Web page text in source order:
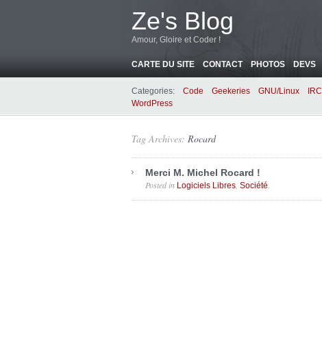
Ze's Blog
Amour, Gloire et Coder !
CARTE DU SITE CONTACT PHOTOS DEVS
Categories: Code Geekeries GNU/Linux IRC
WordPress
Tag Archives: Rocard
Merci M. Michel Rocard !
Posted in Logiciels Libres Société